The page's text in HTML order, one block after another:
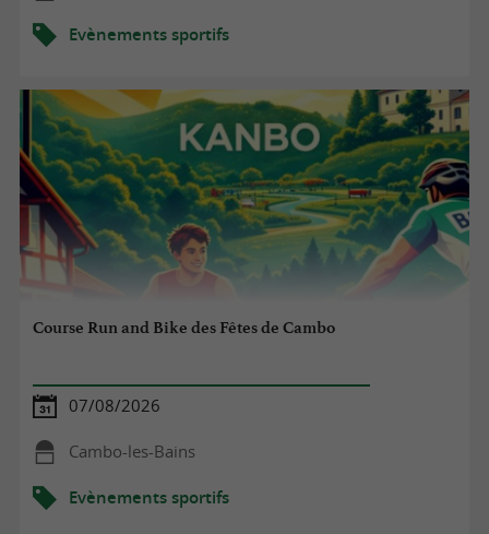
Evènements sportifs
Course Run and Bike des Fêtes de Cambo
07/08/2026
Cambo-les-Bains
Evènements sportifs